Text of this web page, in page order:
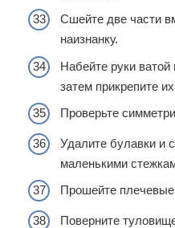
Сшейте две части
наизнанку.
Набейте руки
затем прикрепите
Проверьте
Удалите булавки и
маленькими
Прошейте
Поверните